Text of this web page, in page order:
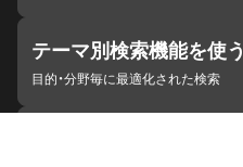
テーマ別検索機能を使う
目的・分野毎に最適化された検索